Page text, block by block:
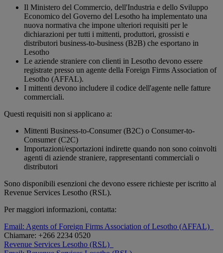
Il Ministero del Commercio, dell'Industria e dello Sviluppo
Economico del Governo del Lesotho ha implementato una
nuova normativa che impone ulteriori requisiti per le
dichiarazioni per tutti i mittenti, produttori, grossisti e
distributori business-to-business (B2B) che esportano in
Lesotho
Le aziende straniere con clienti in Lesotho devono essere
registrate presso un agente della Foreign Firms Association of
Lesotho (AFFAL).
I mittenti devono includere il codice dell'agente nelle fatture
commerciali.
Questi requisiti non si applicano a:
Mittenti Business-to-Consumer (B2C) o Consumer-to-
Consumer (C2C)
Importazioni/esportazioni indirette quando non sono coinvolti
agenti di aziende straniere, rappresentanti commerciali o
distributori
Sono disponibili esenzioni che devono essere richieste per iscritto al
Revenue Services Lesotho (RSL).
Per maggiori informazioni, contatta:
Email: Agents of Foreign Firms Association of Lesotho (AFFAL)
Chiamare: +266 2234 0520
Revenue Services Lesotho (RSL)